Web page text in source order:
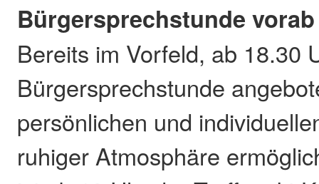
Bürgersprechstunde
Bereits im Vorfeld, ab 18.30
Bürgersprechstunde
persönlichen und
ruhiger Atmosphäre